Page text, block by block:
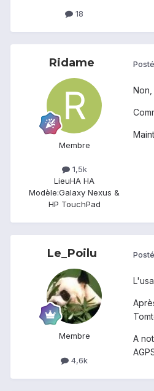
18
Ridame
Membre
1,5k
LieuHA HA
Modèle:Galaxy Nexus &
HP TouchPad
Le_Poilu
Membre
4,6k
A